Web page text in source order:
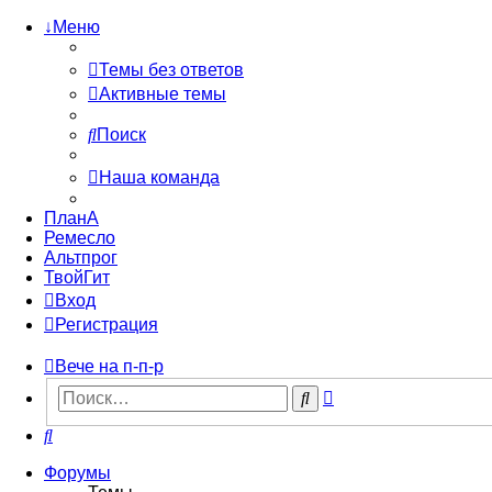
↓Меню
Темы без ответов
Активные темы
Поиск
Наша команда
ПланА
Ремесло
Альтпрог
ТвойГит
Вход
Регистрация
Вече на п-п-р
Поиск
Поиск
Форумы